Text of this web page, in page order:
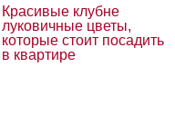
Красивые клубне
луковичные цветы,
которые стоит посадить
в квартире